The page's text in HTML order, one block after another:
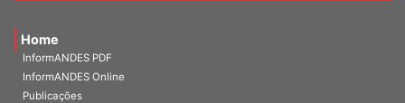
Home
InformANDES PDF
InformANDES Online
Publicações